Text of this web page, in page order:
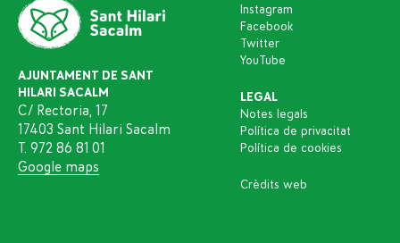
AJUNTAMENT DE SANT
HILARI SACALM
C/ Rectoria, 17
17403 Sant Hilari Sacalm
T. 972 86 81 01
Google maps
Instagram
Facebook
Twitter
YouTube
LEGAL
Notes legals
Política de privacitat
Política de cookies
Crèdits web